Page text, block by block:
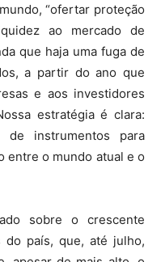
“ofertar proteção
ao mercado de
que haja uma fuga de
a partir do ano que
e aos investidores
estratégia é clara:
de instrumentos para
entre o mundo atual e o
sobre o crescente
do país, que, até julho,